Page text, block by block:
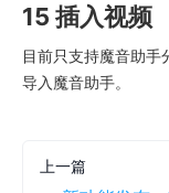
15 插入视频
目前只支持魔音助手
导入魔音助手。
上一篇